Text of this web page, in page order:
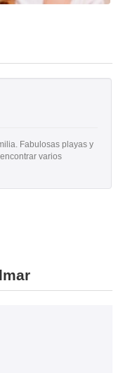
Fabulosas playas y
varios